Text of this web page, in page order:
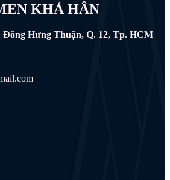
KHẢ HÂN
Đông Hưng Thuận, Q. 12, Tp. HCM